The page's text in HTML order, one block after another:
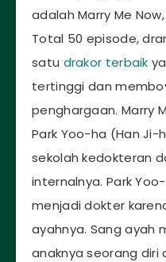
adalah Marry Me
Total 50 episode,
satu drakor terbaik
tertinggi dan
penghargaan. Marry
Park Yoo-ha (Han Ji-
sekolah kedokteran
internalnya. Park
menjadi dokter
ayahnya. Sang ayah
anaknya seorang